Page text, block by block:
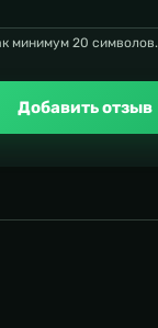
минимум 20 символов.
Добавить отзыв